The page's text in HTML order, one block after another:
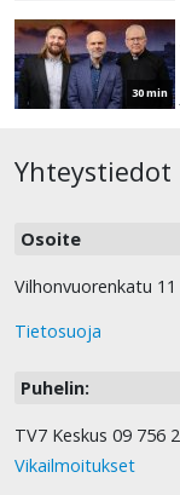
30 min
Yhteystiedot
Osoite
Vilhonvuorenkatu
Tietosuoja
Puhelin:
TV7 Keskus 09 756
Vikailmoitukset